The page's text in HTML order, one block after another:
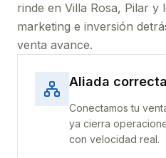
rinde en Villa Rosa, Pilar y
marketing e inversión
venta avance.
Aliada
Conectamos tu
ya cierra
con velocidad real.